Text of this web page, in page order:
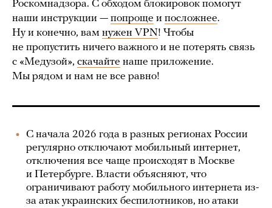
Роскомнадзора. С обходом блокировок помогут
наши инструкции — попроще и посложнее.
Ну и конечно, вам нужен VPN! Чтобы
не пропустить ничего важного и не потерять связь
с «Медузой», скачайте наше приложение.
Мы рядом и нам не все равно!
С начала 2026 года в разных регионах России
регулярно отключают мобильный интернет,
отключения все чаще происходят в Москве
и Петербурге. Власти объясняют, что
ограничивают работу мобильного интернета из-
за атак украинских беспилотников, но атаки